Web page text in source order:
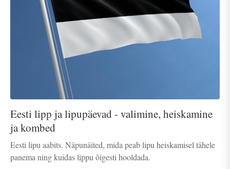
Eesti lipp ja lipupäevad - valimine, heiskamine
ja kombed
Eesti lipu aabits. Näpunäited, mida peab lipu heiskamisel tähele
panema ning kuidas lippu õigesti hooldada.